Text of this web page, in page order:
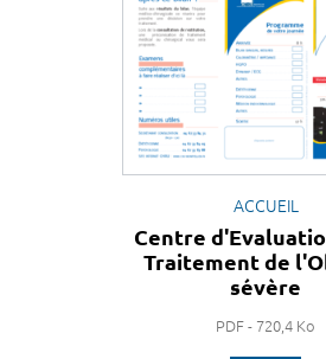
ACCUEIL
Centre
Traitement de
sévère
PDF - 720,4 Ko